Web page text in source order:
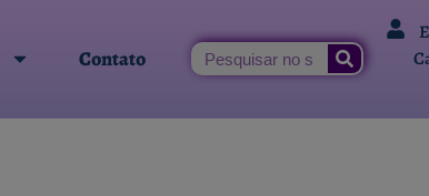
Contato